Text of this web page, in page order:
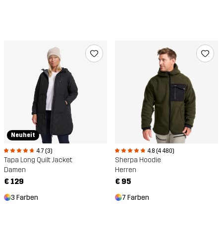
Neuheit
4.7 (3)
Tapa Long Quilt Jacket
Damen
€ 129
3 Farben
4.8 (4 480)
Sherpa Hoodie
Herren
€ 95
7 Farben